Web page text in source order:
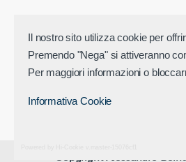
Alessandro Bernardi & Figli
Via Pablo Neruda 47824
- Reg.Imp. Rimini nr.
Il nostro sito utilizza cookie per
Premendo "Nega" si attiveranno
Per maggiori informazioni o
Informativa Cookie